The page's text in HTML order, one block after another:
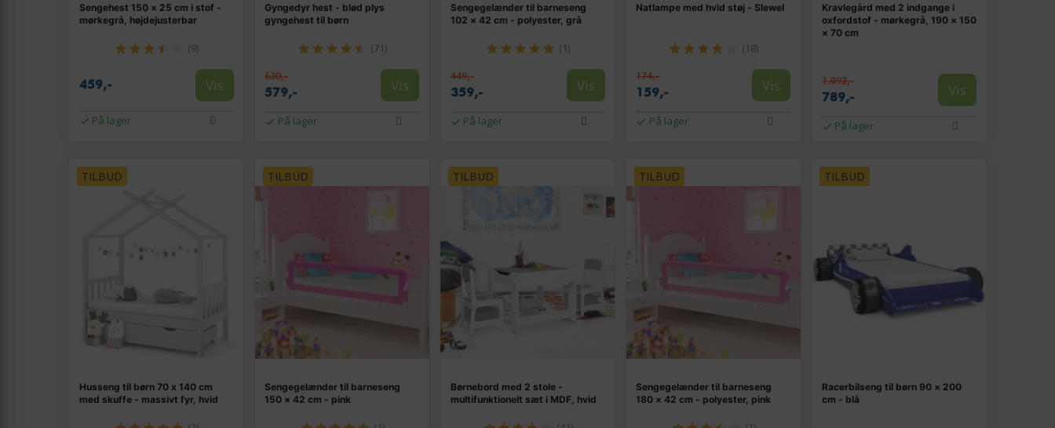
Sengehest 150 × 25 cm i stof -
mørkegrå, højdejusterbar
(9)
459,- Vis
På lager
Gyngedyr hest - blød plys
gyngehest til børn
(71)
630,-
579,- Vis
På lager
Sengegelænder til barneseng
102 × 42 cm - polyester, grå
(1)
449,-
359,- Vis
På lager
Natlampe med hvid støj - Slewel
(18)
174,-
159,- Vis
På lager
Kravlegård med 2 indgange i
oxfordstof - mørkegrå, 190 × 150
× 70 cm
1.092,-
789,- Vis
På lager
TILBUD
Husseng til børn 70 x 140 cm
med skuffe - massivt fyr, hvid
TILBUD
Sengegelænder til barneseng
150 × 42 cm - pink
TILBUD
Børnebord med 2 stole -
multifunktionelt sæt i MDF, hvid
TILBUD
Sengegelænder til barneseng
180 × 42 cm - polyester, pink
TILBUD
Racerbilseng til børn 90 × 200
cm - blå